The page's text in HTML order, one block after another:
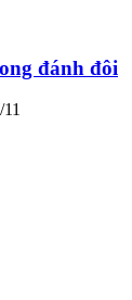
đánh đôi
11